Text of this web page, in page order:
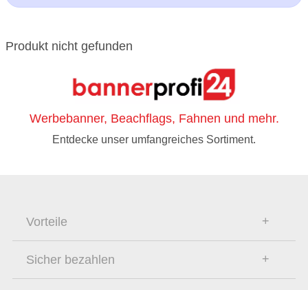
Produkt nicht gefunden
Werbebanner, Beachflags, Fahnen und mehr.
Entdecke unser umfangreiches Sortiment.
Vorteile
Sicher bezahlen